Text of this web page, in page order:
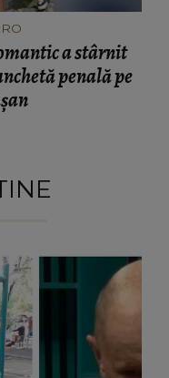
a stârnit
penală pe